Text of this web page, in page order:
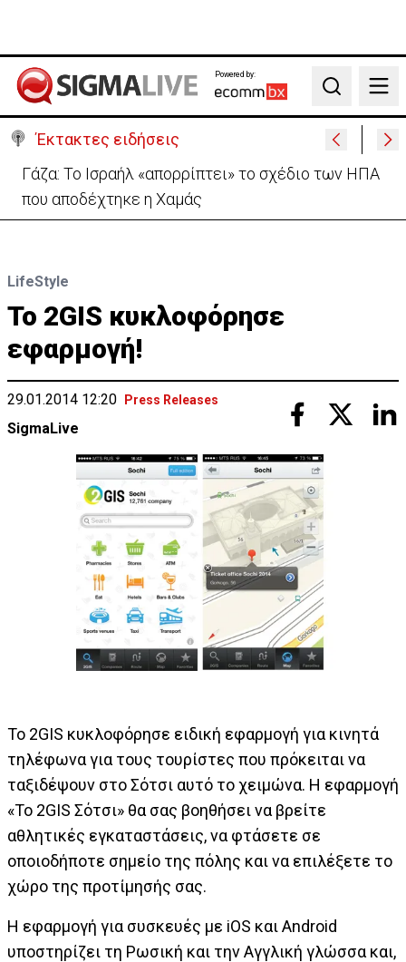
Powered by:
Search
Έκτακτες ειδήσεις
Κατάρρευση τμήματος του μεγαλύτερου
χρυσωρυχείου της Αιγύπτου – Νεκρός εργάτης
LifeStyle
Το 2GIS κυκλοφόρησε
εφαρμογή!
29.01.2014 12:20 Press Releases
SigmaLive
Το 2GIS κυκλοφόρησε ειδική εφαρμογή για κινητά
τηλέφωνα για τους τουρίστες που πρόκειται να
ταξιδέψουν στο Σότσι αυτό το χειμώνα. Η εφαρμογή
«Το 2GIS Σότσι» θα σας βοηθήσει να βρείτε
αθλητικές εγκαταστάσεις, να φτάσετε σε
οποιοδήποτε σημείο της πόλης και να επιλέξετε το
χώρο της προτίμησής σας.
Η εφαρμογή για συσκευές με iOS και Android
υποστηρίζει τη Ρωσική και την Αγγλική γλώσσα και,